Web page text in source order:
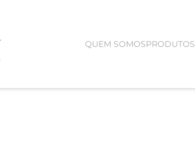
QUEM SOMOSPRODUTOS